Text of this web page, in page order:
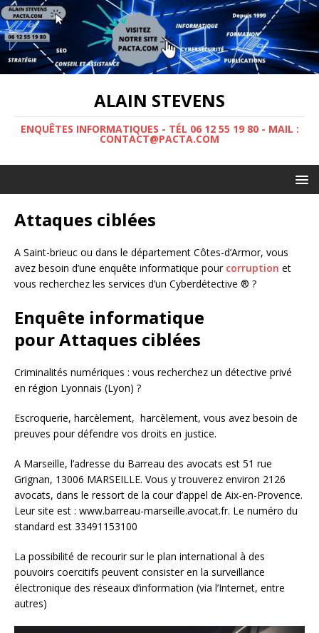
ALAIN STEVENS
ENQUÊTES INFORMATIQUES - TÉL 06 12 55 19 80 - MAIL :
CONTACT@PACTA.COM
Attaques ciblées
A Saint-brieuc ou dans le département Côtes-d’Armor, vous
avez besoin d’une enquête informatique pour corruption et
vous recherchez les services d’un Cyberdétective ® ?
Enquête informatique
pour Attaques ciblées
Criminalités numériques : vous recherchez un détective privé
en région Lyonnais (Lyon) ?
Escroquerie, harcèlement, harcèlement, vous avez besoin de
preuves pour défendre vos droits en justice.
A Marseille, l’adresse du Barreau des avocats est 51 rue
Grignan, 13006 MARSEILLE. Vous y trouverez environ 2126
avocats, dans le ressort de la cour d’appel de Aix-en-Provence.
Leur site est : www.barreau-marseille.avocat.fr. Le numéro du
standard est 33491153100
La possibilité de recourir sur le plan international à des
pouvoirs coercitifs peuvent consister en la surveillance
électronique des réseaux d’information (via l’Internet, entre
autres)